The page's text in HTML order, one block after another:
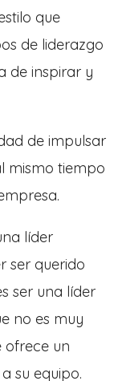
que
de liderazgo
de inspirar y
de impulsar
mismo tiempo
líder
ser querido
ser una líder
no es muy
ofrece un
su equipo.